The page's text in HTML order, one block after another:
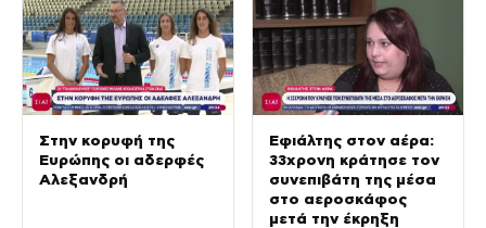
Στην κορυφή της
Ευρώπης οι αδερφές
Αλεξανδρή
Εφιάλτης στον αέρα:
33χρονη κράτησε τον
συνεπιβάτη της μέσα
στο αεροσκάφος
μετά την έκρηξη